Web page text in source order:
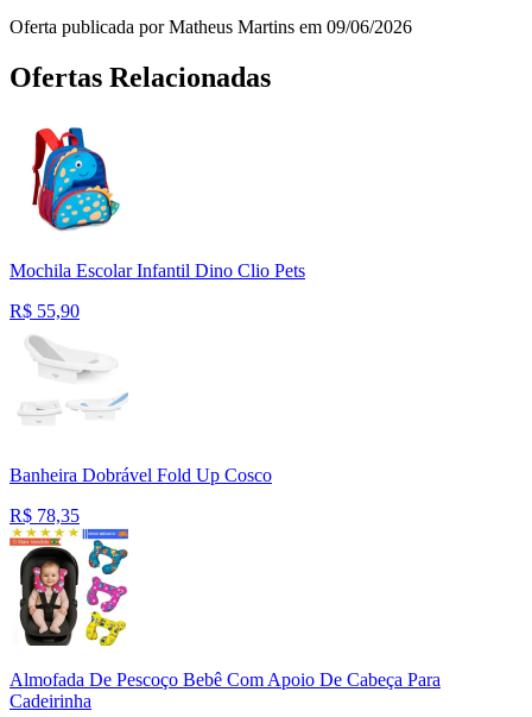
Oferta publicada por Matheus Martins em 09/06/2026
Ofertas Relacionadas
Mochila Escolar Infantil Dino Clio Pets
R$ 55,90
Banheira Dobrável Fold Up Cosco
R$ 78,35
Almofada De Pescoço Bebê Com Apoio De Cabeça Para
Cadeirinha